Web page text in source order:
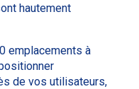
hautement
emplacements à
de vos utilisateurs,